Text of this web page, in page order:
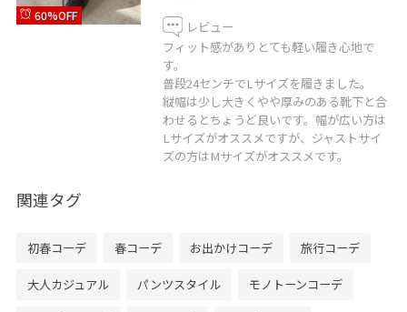
60%OFF
レビュー
フィット感がありとても軽い履き心地で
す。
普段24センチでLサイズを履きました。
縦幅は少し大きくやや厚みのある靴下と合
わせるとちょうど良いです。幅が広い方は
Lサイズがオススメですが、ジャストサイ
ズの方はMサイズがオススメです。
関連タグ
初春コーデ 春コーデ お出かけコーデ 旅行コーデ
大人カジュアル パンツスタイル モノトーンコーデ